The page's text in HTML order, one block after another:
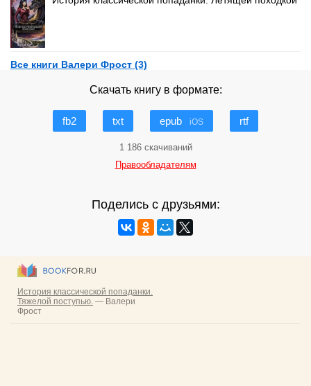
Все книги Валери Фрост (3)
Скачать книгу в формате:
fb2 txt epub iOS rtf
1 186 скачиваний
Правообладателям
Поделись с друзьями: